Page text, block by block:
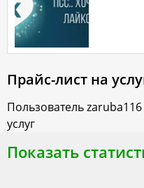
Прайс-лист на
Пользовательzaruba116
услуг
Показать